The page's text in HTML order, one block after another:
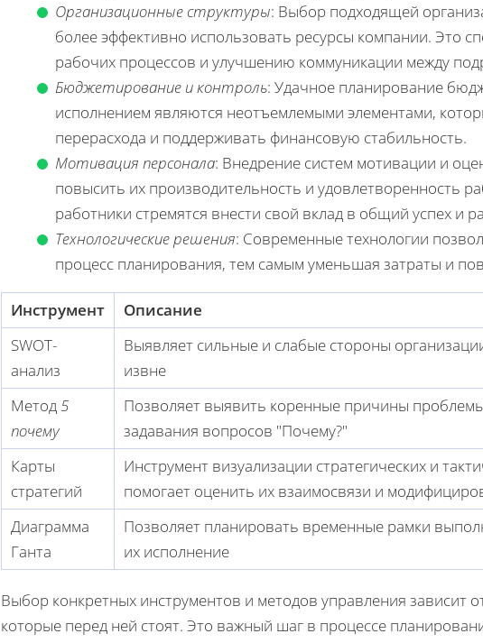
Организационные структуры: Выбор подходящей
более эффективно использовать ресурсы компании. Это
рабочих процессов и улучшению коммуникации между
Бюджетирование и контроль: Удачное планирование
исполнением являются неотъемлемыми элементами,
перерасхода и поддерживать финансовую стабильность.
Мотивация персонала: Внедрение систем мотивации и
повысить их производительность и удовлетворенность
работники стремятся внести свой вклад в общий успех и
Технологические решения: Современные технологии
процесс планирования, тем самым уменьшая затраты и
Инструмент
Описание
SWOT-
анализ
Выявляет сильные и слабые стороны
извне
Метод5
почему
Позволяет выявить коренные причины
задавания вопросов "Почему?"
Карты
стратегий
Инструмент визуализации стратегических и
помогает оценить их взаимосвязи и
Диаграмма
Ганта
Позволяет планировать временные рамки
их исполнение
Выбор конкретных инструментов и методов управления зависит
которые перед ней стоят. Это важный шаг в процессе